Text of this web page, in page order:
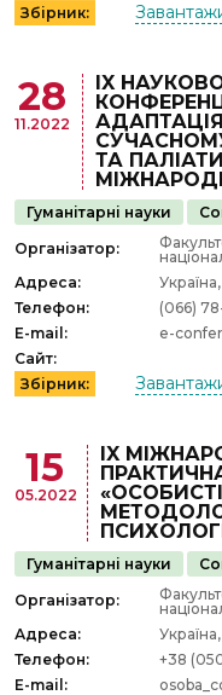
Збірник:
28
11.2022
ІX
ТА
Гуманітарні науки
Організатор:
Адреса:
Телефон:
(066)
E-mail:
e-
Сайт:
Збірник:
15
05.2022
IX
Гуманітарні науки
Організатор:
Адреса:
Телефон:
+38
E-mail: